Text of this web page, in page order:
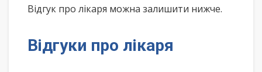
Відгук про лікаря можна залишити нижче.
Відгуки про лікаря